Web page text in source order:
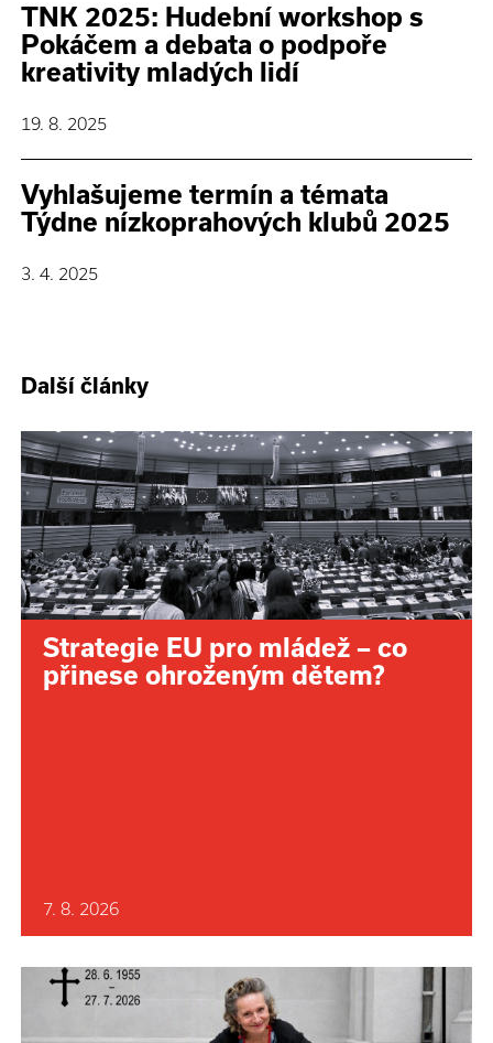
TNK 2025: Hudební workshop s
Pokáčem a debata o podpoře
kreativity mladých lidí
19. 8. 2025
Vyhlašujeme termín a témata
Týdne nízkoprahových klubů 2025
3. 4. 2025
Další články
Strategie EU pro mládež – co
přinese ohroženým dětem?
7. 8. 2026